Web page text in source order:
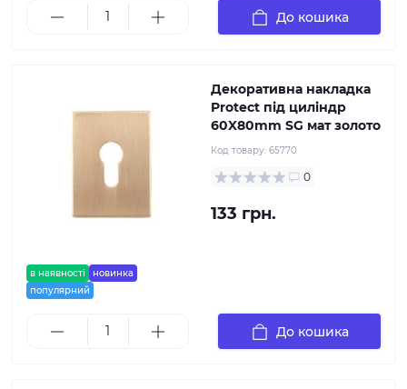
До кошика
в наявності
новинка
популярний
Декоративна накладка
Protect під циліндр
60X80mm SG мат золото
Код товару: 65770
0
133 грн.
До кошика